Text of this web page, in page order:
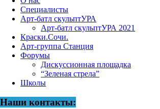
Специалисты
Арт-батл скульптУРА
Арт-батл скульптУРА 2021
Краски.Сочи.
Арт-группа Станция
Форумы
Дискуссионная площадка
“Зеленая стрела”
Школы
Наши контакты: